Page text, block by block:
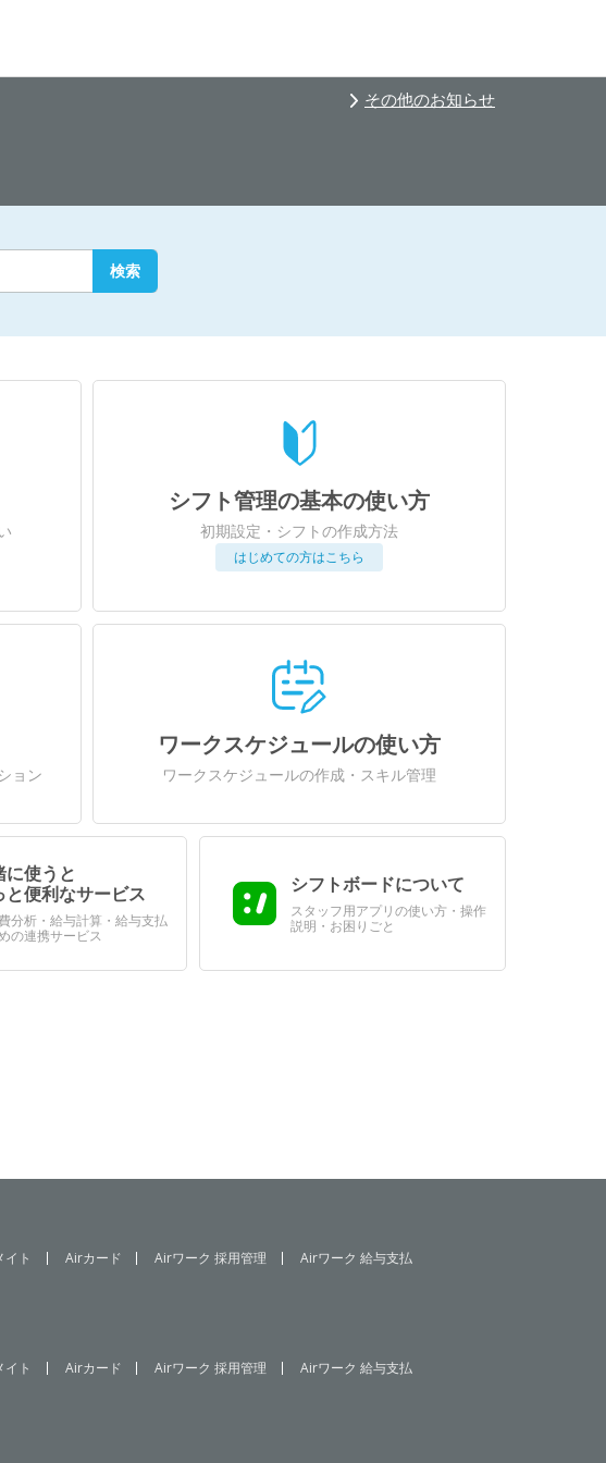
その他のお知らせ
シフト管理の基本の使い方
初期設定・シフトの作成方法
はじめての方はこちら
ョン
ワークスケジュールの使い方
ワークスケジュールの作成・スキル管理
に使うと
と便利なサービス
分析・給与計算・給与支払
の連携サービス
シフトボードについて
スタッフ用アプリの使い方・操作
説明・お困りごと
ト Airカード Airワーク 採用管理
Airワーク 給与支払
ト Airカード Airワーク 採用管理
Airワーク 給与支払